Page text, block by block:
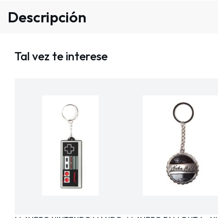
Descripción
Tal vez te interese